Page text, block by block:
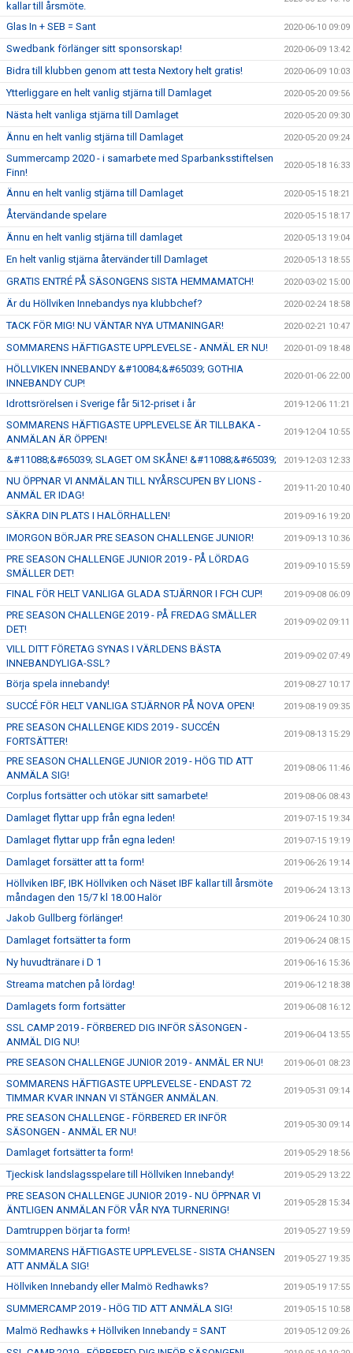
kallar till årsmöte.
Glas In + SEB = Sant 2020-06-10 09:09
Swedbank förlänger sitt sponsorskap! 2020-06-09 13:42
Bidra till klubben genom att testa Nextory helt gratis! 2020-06-09 10:03
Ytterliggare en helt vanlig stjärna till Damlaget 2020-05-20 09:56
Nästa helt vanliga stjärna till Damlaget 2020-05-20 09:30
Ännu en helt vanlig stjärna till Damlaget 2020-05-20 09:24
Summercamp 2020 - i samarbete med Sparbanksstiftelsen
Finn!
2020-05-18 16:33
Ännu en helt vanlig stjärna till Damlaget 2020-05-15 18:21
Återvändande spelare 2020-05-15 18:17
Ännu en helt vanlig stjärna till damlaget 2020-05-13 19:04
En helt vanlig stjärna återvänder till Damlaget 2020-05-13 18:55
GRATIS ENTRÉ PÅ SÄSONGENS SISTA HEMMAMATCH! 2020-03-02 15:00
Är du Höllviken Innebandys nya klubbchef? 2020-02-24 18:58
TACK FÖR MIG! NU VÄNTAR NYA UTMANINGAR! 2020-02-21 10:47
SOMMARENS HÄFTIGASTE UPPLEVELSE - ANMÄL ER NU! 2020-01-09 18:48
HÖLLVIKEN INNEBANDY &#10084;&#65039; GOTHIA
INNEBANDY CUP!
2020-01-06 22:00
Idrottsrörelsen i Sverige får 5i12-priset i år 2019-12-06 11:21
SOMMARENS HÄFTIGASTE UPPLEVELSE ÄR TILLBAKA -
ANMÄLAN ÄR ÖPPEN!
2019-12-04 10:55
&#11088;&#65039; SLAGET OM SKÅNE! &#11088;&#65039; 2019-12-03 12:33
NU ÖPPNAR VI ANMÄLAN TILL NYÅRSCUPEN BY LIONS -
ANMÄL ER IDAG!
2019-11-20 10:40
SÄKRA DIN PLATS I HALÖRHALLEN! 2019-09-16 19:20
IMORGON BÖRJAR PRE SEASON CHALLENGE JUNIOR! 2019-09-13 10:36
PRE SEASON CHALLENGE JUNIOR 2019 - PÅ LÖRDAG
SMÄLLER DET!
2019-09-10 15:59
FINAL FÖR HELT VANLIGA GLADA STJÄRNOR I FCH CUP! 2019-09-08 06:09
PRE SEASON CHALLENGE 2019 - PÅ FREDAG SMÄLLER
DET!
2019-09-02 09:11
VILL DITT FÖRETAG SYNAS I VÄRLDENS BÄSTA
INNEBANDYLIGA-SSL?
2019-09-02 07:49
Börja spela innebandy! 2019-08-27 10:17
SUCCÉ FÖR HELT VANLIGA STJÄRNOR PÅ NOVA OPEN! 2019-08-19 09:35
PRE SEASON CHALLENGE KIDS 2019 - SUCCÉN
FORTSÄTTER!
2019-08-13 15:29
PRE SEASON CHALLENGE JUNIOR 2019 - HÖG TID ATT
ANMÄLA SIG!
2019-08-06 11:46
Corplus fortsätter och utökar sitt samarbete! 2019-08-06 08:43
Damlaget flyttar upp från egna leden! 2019-07-15 19:34
Damlaget flyttar upp från egna leden! 2019-07-15 19:19
Damlaget forsätter att ta form! 2019-06-26 19:14
Höllviken IBF, IBK Höllviken och Näset IBF kallar till årsmöte
måndagen den 15/7 kl 18.00 Halör
2019-06-24 13:13
Jakob Gullberg förlänger! 2019-06-24 10:30
Damlaget fortsätter ta form 2019-06-24 08:15
Ny huvudtränare i D 1 2019-06-16 15:36
Streama matchen på lördag! 2019-06-12 18:38
Damlagets form fortsätter 2019-06-08 16:12
SSL CAMP 2019 - FÖRBERED DIG INFÖR SÄSONGEN -
ANMÄL DIG NU!
2019-06-04 13:55
PRE SEASON CHALLENGE JUNIOR 2019 - ANMÄL ER NU! 2019-06-01 08:23
SOMMARENS HÄFTIGASTE UPPLEVELSE - ENDAST 72
TIMMAR KVAR INNAN VI STÄNGER ANMÄLAN.
2019-05-31 09:14
PRE SEASON CHALLENGE - FÖRBERED ER INFÖR
SÄSONGEN - ANMÄL ER NU!
2019-05-30 09:14
Damlaget fortsätter ta form! 2019-05-29 18:56
Tjeckisk landslagsspelare till Höllviken Innebandy! 2019-05-29 13:22
PRE SEASON CHALLENGE JUNIOR 2019 - NU ÖPPNAR VI
ÄNTLIGEN ANMÄLAN FÖR VÅR NYA TURNERING!
2019-05-28 15:34
Damtruppen börjar ta form! 2019-05-27 19:59
SOMMARENS HÄFTIGASTE UPPLEVELSE - SISTA CHANSEN
ATT ANMÄLA SIG!
2019-05-27 19:35
Höllviken Innebandy eller Malmö Redhawks? 2019-05-19 17:55
SUMMERCAMP 2019 - HÖG TID ATT ANMÄLA SIG! 2019-05-15 10:58
Malmö Redhawks + Höllviken Innebandy = SANT 2019-05-12 09:26